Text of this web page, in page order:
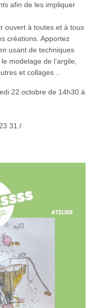
afin de les impliquer
ouvert à toutes et à tous
créations. Apportez
usant de techniques
modelage de l’argile,
et collages ..
22 octobre de 14h30 à
31 /